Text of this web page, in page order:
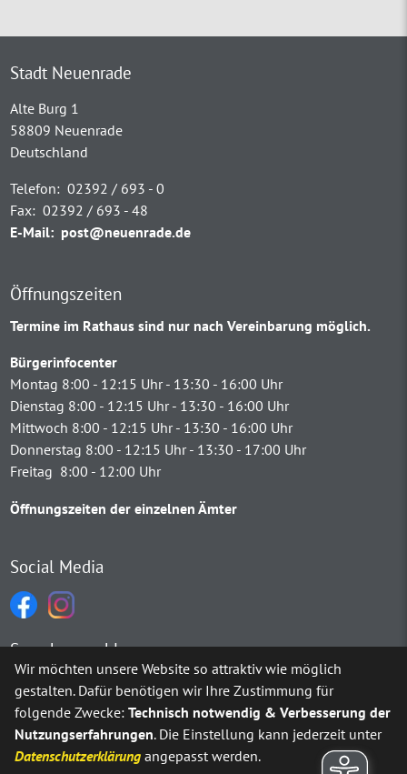
Stadt Neuenrade
Alte Burg 1
58809 Neuenrade
Deutschland
Telefon: 02392 / 693 - 0
Fax: 02392 / 693 - 48
E-Mail: post@neuenrade.de
Öffnungszeiten
Termine im Rathaus sind nur nach Vereinbarung möglich.
Bürgerinfocenter
Montag 8:00 - 12:15 Uhr - 13:30 - 16:00 Uhr
Dienstag 8:00 - 12:15 Uhr - 13:30 - 16:00 Uhr
Mittwoch 8:00 - 12:15 Uhr - 13:30 - 16:00 Uhr
Donnerstag 8:00 - 12:15 Uhr - 13:30 - 17:00 Uhr
Freitag 8:00 - 12:00 Uhr
Öffnungszeiten der einzelnen Ämter
Social Media
Sprachauswahl
Möchten Sie vonGoogle Translate bereitgestellte externe
Ja Immer
Wir möchten unsere Website so attraktiv wie möglich
gestalten. Dafür benötigen wir Ihre Zustimmung für
folgende Zwecke:Technisch notwendig & Verbesserung der
Nutzungserfahrungen. Die Einstellung kann jederzeit unter
Datenschutzerklärung angepasst werden.